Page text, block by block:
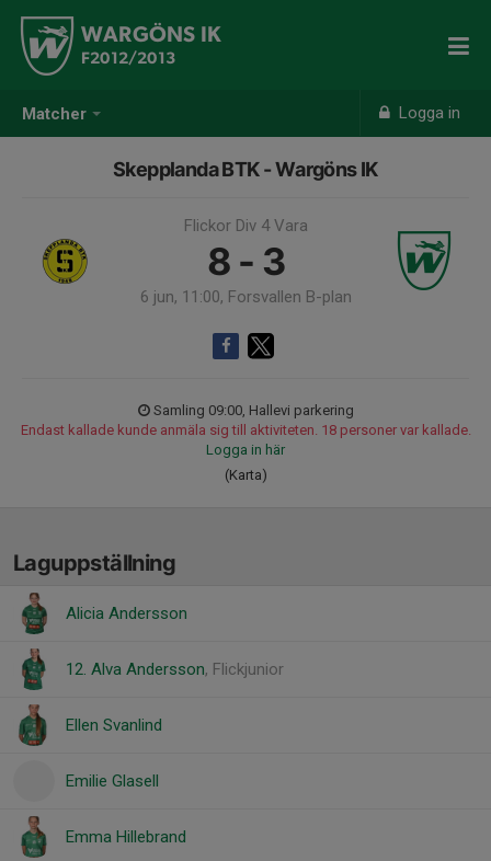
Matcher Logga in
WARGÖNS IK
F2012/2013
Skepplanda BTK - Wargöns IK
Flickor Div 4 Vara
8 - 3
6 jun, 11:00, Forsvallen B-plan
Samling 09:00, Hallevi parkering
Endast kallade kunde anmäla sig till aktiviteten. 18 personer var kallade.
Logga in här
(Karta)
Laguppställning
Alicia Andersson
12. Alva Andersson, Flickjunior
Ellen Svanlind
Emilie Glasell
Emma Hillebrand